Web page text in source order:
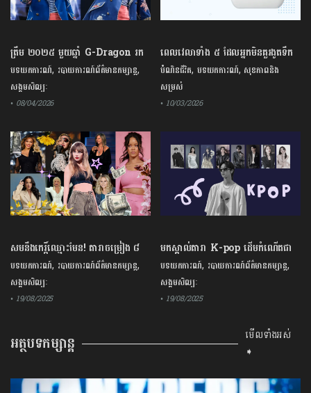
ត្រឹម ២០២៥ មួយឆ្នាំ G-Dragon រក
ចំណូលបានជាង ៤៤ លានដុល្លារ
បទយកការណ៍, របាយការណ៍ព័ត៌មានកម្សាន្ត,
សង្គមសិល្បៈ
• 08/04/2026
ពេលវេលាទាំង ៥ ដែលអ្នកមិនគួរងូតទឹក​
ព្រោះអាចមានផលប៉ះពាល់ដល់សុខភាព
បំណិនជីវិត, បទយកការណ៍, សុខភាពនិង
សម្រស់
• 10/03/2026
សមនឹងកេរ្តិ៍ឈ្មោះមែន! តារាចម្រៀង ៨
រូបនេះ ជាសេដ្ឋីនីសម្បូរទ្រព្យសម្បត្តិច្រើន
បំផុតលើពិភពលោក
បទយកការណ៍, របាយការណ៍ព័ត៌មានកម្សាន្ត,
សង្គមសិល្បៈ
• 19/08/2025
មកស្គាល់តារា K-pop ដើមកំណើតជា
ជនជាតិចិនទាំង ៩រូប ល្បីល្បាញលំដាប់
ពិភពលោក
បទយកការណ៍, របាយការណ៍ព័ត៌មានកម្សាន្ត,
សង្គមសិល្បៈ
• 19/08/2025
អត្ថបទកម្សាន្ត
មើលទាំងអស់
➧